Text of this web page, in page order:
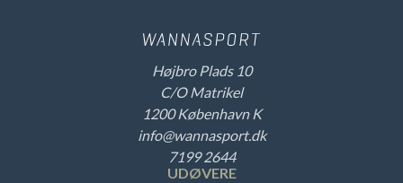
Højbro Plads 10
C/O Matrikel
1200 København K
info@wannasport.dk
7199 2644
UDØVERE